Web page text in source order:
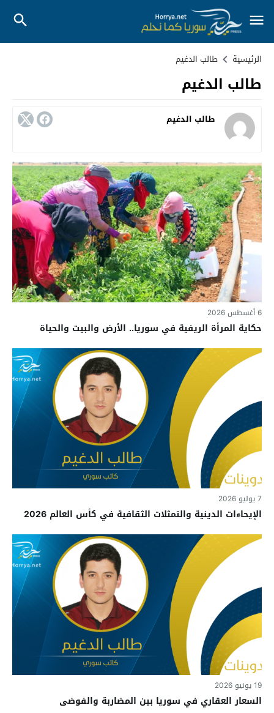
الرئيسية طالب الدغيم
طالب الدغيم
طالب الدغيم
6 أغسطس 2026
حكاية المرأة الريفية في سوريا.. الأرض والبيت والحياة
7 يوليو 2026
الإيحاءات الدينية والتمثلات الثقافية في كأس العالم 2026
19 يونيو 2026
السعار العقاري في سوريا بين المضاربة والفوضى